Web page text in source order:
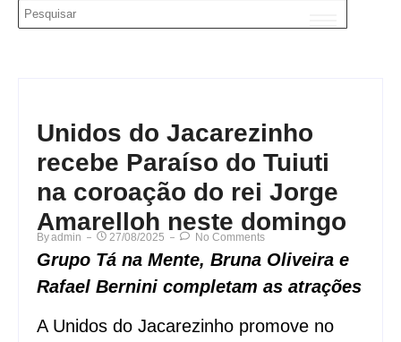
Unidos do Jacarezinho
recebe Paraíso do Tuiuti
na coroação do rei Jorge
Amarelloh neste domingo
ByAdmin 27/08/2025 No Comments
Grupo Tá na Mente, Bruna Oliveira e
Rafael Bernini completam as atrações
A Unidos do Jacarezinho promove no